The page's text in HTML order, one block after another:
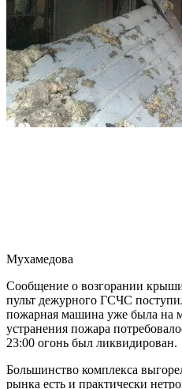
Мухамедова
Сообщение о возгорании
пульт дежурного ГСЧС
пожарная машина уже была на
устранения пожара
23:00 огонь был ликвидирован.
Большинство комплекса
рынка есть и практически